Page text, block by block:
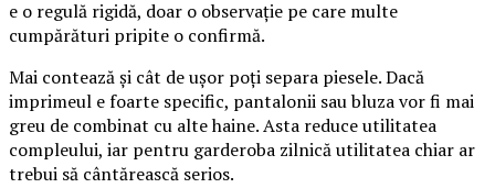
e o regulă rigidă, doar o observație pe care multe
cumpărături pripite o confirmă.
Mai contează și cât de ușor poți separa piesele. Dacă
imprimeul e foarte specific, pantalonii sau bluza vor fi mai
greu de combinat cu alte haine. Asta reduce utilitatea
compleului, iar pentru garderoba zilnică utilitatea chiar ar
trebui să cântărească serios.